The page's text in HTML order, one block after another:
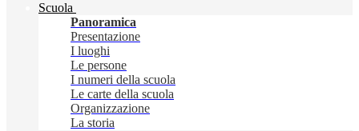
Scuola
Panoramica
Presentazione
I luoghi
Le persone
I numeri della scuola
Le carte della scuola
Organizzazione
La storia